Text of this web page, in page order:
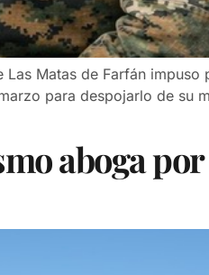
Matas de Farfán
para despojarlo de su
aboga